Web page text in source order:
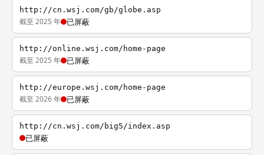
http://cn.wsj.com/gb/globe.asp
截至 2025 年 已屏蔽
http://online.wsj.com/home-page
截至 2025 年 已屏蔽
http://europe.wsj.com/home-page
截至 2026 年 已屏蔽
http://cn.wsj.com/big5/index.asp
已屏蔽